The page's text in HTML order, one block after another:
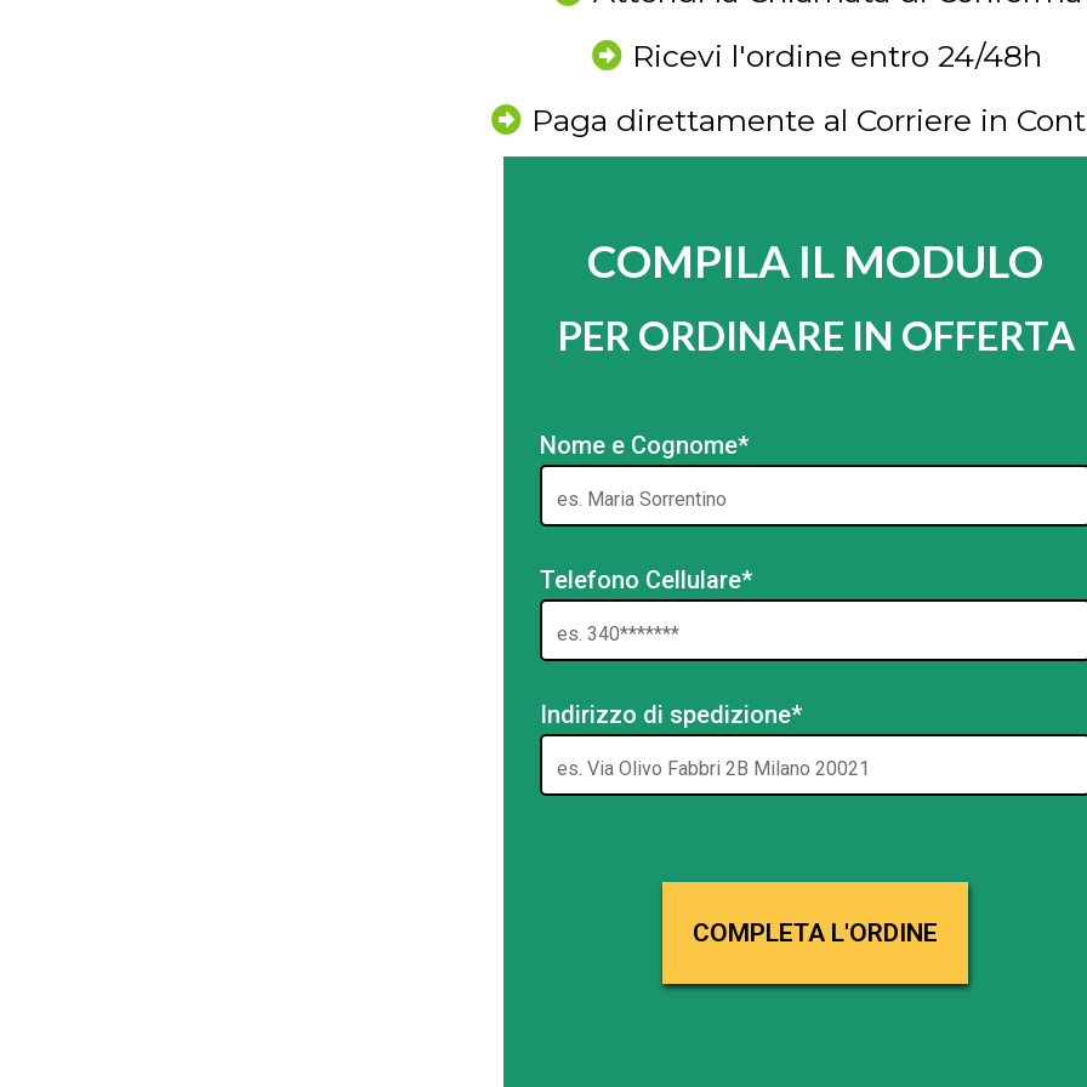
Ricevi l'ordine entro 24/48h
Paga direttamente al Corriere in
COMPILA IL MODULO
PER ORDINARE IN OFFERTA
Nome e Cognome*
Telefono Cellulare*
Indirizzo di spedizione*